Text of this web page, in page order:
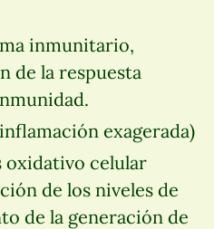
inmunitario,
de la respuesta
exagerada)
oxidativo celular
de los niveles de
de la generación de